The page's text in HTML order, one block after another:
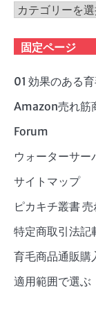
ブ
カ
ゴ
リ
ー
固定ページ
01 効果のある
Amazon売れ筋
Forum
ウォーターサー
サイトマップ
ピカキチ叢書
特定商取引法記
育毛商品通販購
適用範囲で選ぶ